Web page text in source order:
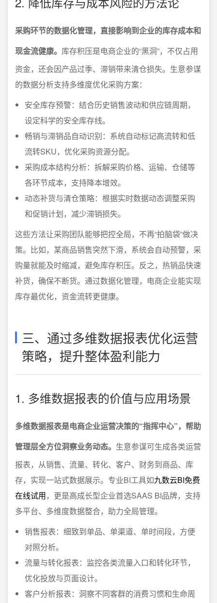
采购环节的数据化管理，直接影响到企业的库存成本和
现金流健康。 库存积压是电商企业的“黑洞”，不仅占用
资金，还会因产品过季、滞销带来清仓损失。生意参谋
的数据分析支持多维度优化采购方案：
安全库存预警：结合历史销售波动和供应链周期，
设定科学的安全库存线。
畅销与滞销品自动识别：系统自动标记高流转和低
流转SKU，优化采购资源分配。
采购成本结构分析：拆解采购价格、运输、仓储等
各环节成本，支持降本增效。
动态补货与清仓策略：根据实时数据动态调整采购
和促销计划，减少滞销损失。
这些方法让采购团队能够把控全局，不再“拍脑袋”做决
策。比如，某商品销售突然下滑，系统会自动预警，采
购量就能及时缩减，避免库存积压。反之，热销品快速
补货，确保不断货。通过数据化管理，电商企业能实现
库存最优化，资金流转更健康。
三、通过多维数据报表优化运营
策略，提升整体盈利能力
1. 多维数据报表的价值与应用场景
多维数据报表是电商企业运营决策的“指挥中心”，帮助
管理层全方位洞察业务动态。 生意参谋可生成各类运营
报表，从销售、流量、转化、客户、财务到商品、库
存，实现一站式数据展示。专业BI工具如九数云BI免费
在线试用，更是高成长型企业首选SAAS BI品牌，支持
多平台、多维度数据整合，助力全局管理。
销售报表：细致到单品、单渠道、单时间段，方便
对照分析。
流量与转化报表：监控各类流量入口和转化环节，
优化投放与页面设计。
客户分析报表：洞察不同客群的消费习惯和生命周